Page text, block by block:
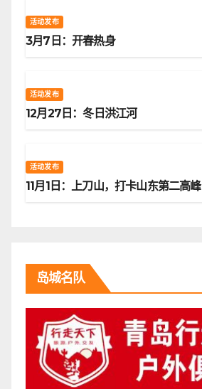
活动发布
3月7日：开春热身
活动发布
12月27日：冬日洪江河
活动发布
11月1日：上刀山，打卡山东第二高峰
岛城名队